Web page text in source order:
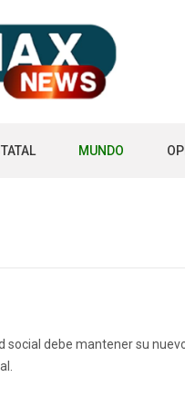
MUNDO
debe mantener su